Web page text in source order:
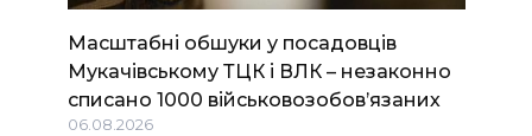
Масштабні обшуки у посадовців
Мукачівському ТЦК і ВЛК – незаконно
списано 1000 військовозобов’язаних
06.08.2026